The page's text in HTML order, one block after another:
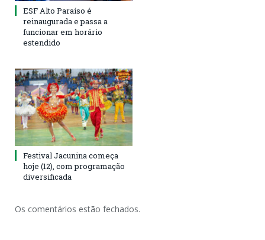
ESF Alto Paraíso é
reinaugurada e passa a
funcionar em horário
estendido
Festival Jacunina começa
hoje (12), com programação
diversificada
Os comentários estão fechados.